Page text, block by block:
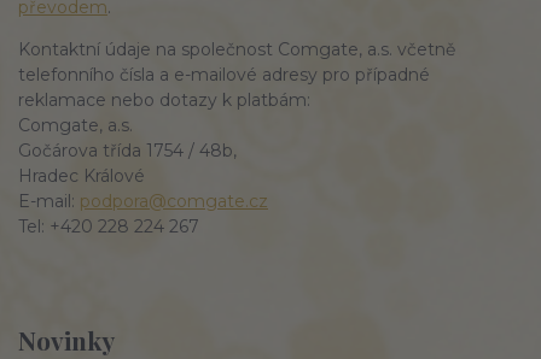
Novinky
převodem.
Kontaktní údaje na společnost Comgate, a.s. včetně
telefonního čísla a e-mailové adresy pro případné
reklamace nebo dotazy k platbám:
Comgate, a.s.
Gočárova třída 1754 / 48b,
Hradec Králové
E-mail: podpora@comgate.cz
Tel: +420 228 224 267